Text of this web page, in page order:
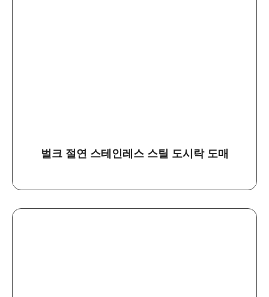
벌크 절연 스테인레스 스틸 도시락 도매